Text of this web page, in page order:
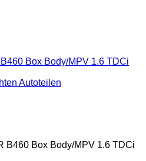
Box Body/MPV 1.6 TDCi
Autoteilen
B460 Box Body/MPV 1.6 TDCi